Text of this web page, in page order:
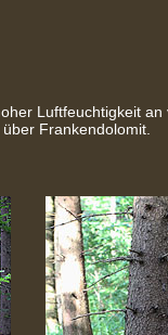
Luftfeuchtigkeit
Frankendolomit.